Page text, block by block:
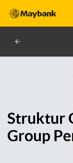
Struktur
Group